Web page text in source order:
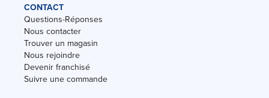
CONTACT
Questions-Réponses
Nous contacter
Trouver un magasin
Nous rejoindre
Devenir franchisé
Suivre une commande